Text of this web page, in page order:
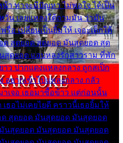
า ท่าจะมีปัญหา ไม่พอใจ ได้เป็น
วั่น เลยแหลงใต้ถามมัน ว่ามัน
อ เปลี่ยนเป็นยิ้มให้ เจอะเด็กใต้
ด สุดยอด สุดยอด มันสุดยอด สุด
สุดยอด แอบหลงรักสาวราม ที่พัก
าว ปากแดงแหลงกลาง ถูกสเป็ก
อยากเข้าไปแหลงกลาง กลัว
เจอ เธอมาซื้อข้าว แต่ก่อนนั้น
เธอไม่เคยไยดี คราวนี้เธอยิ้มให้
ด สุดยอด มันสุดยอด มันสุดยอด
นสุดยอด มันสุดยอด มันสุดยอด